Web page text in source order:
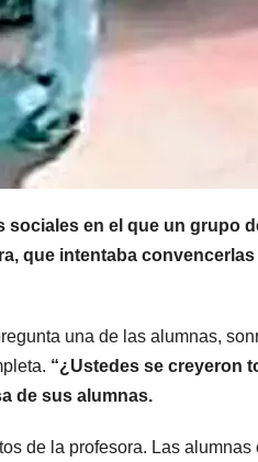
en el que un grupo
que intentaba convencerlas
una de las alumnas,
“¿Ustedes se creyeron
de sus alumnas.
de la profesora. Las
MENDOZA
Desde Chile,
reclaman la
reapertura
Paso
pérdidas
millonarias
8 AGOSTO, 2026